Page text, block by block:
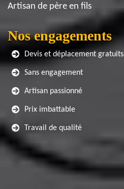
Artisan de père en fils
Nos engagements
Devis et déplacement gratuits
Sans engagement
Artisan passionné
Prix imbattable
Travail de qualité